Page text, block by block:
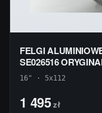
FELGI
SE026516
16" · 5x112
1 495zł